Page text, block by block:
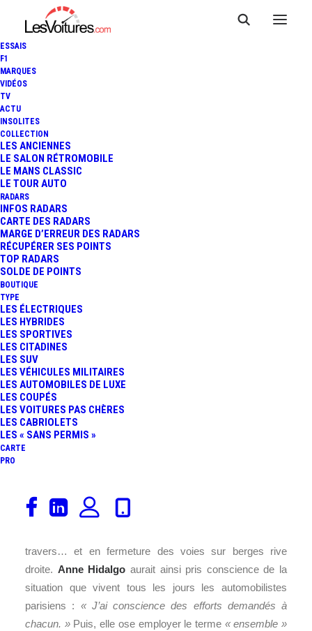
ESSAIS
F1
MARQUES
VIDÉOS
TV
ACTU
INSOLITES
COLLECTION
LES ANCIENNES
LE SALON RÉTROMOBILE
LE MANS CLASSIC
LE TOUR AUTO
RADARS
INFOS RADARS
CARTE DES RADARS
MARGE D’ERREUR DES RADARS
RÉCUPÉRER SES POINTS
TOP RADARS
SOLDE DE POINTS
BOUTIQUE
TYPE
LES ÉLECTRIQUES
LES HYBRIDES
LES SPORTIVES
LES CITADINES
LES SUV
LES VÉHICULES MILITAIRES
LES AUTOMOBILES DE LUXE
LES COUPÉS
LES VOITURES PAS CHÈRES
LES CABRIOLETS
LES « SANS PERMIS »
CARTE
PRO
HYPOCRITES ET ANTI-
VOITURE D'ANNE HIDALGO
1 Minutes
La Maire deParis ,Anne Hidalgo
2017 à travers unevidéo
travers… et en fermeture des voies sur berges rive
droite. Anne Hidalgo aurait ainsi pris conscience de la
situation que vivent tous les jours les automobilistes
parisiens : « J’ai conscience des efforts demandés à
chacun. » Puis, elle ose employer le terme « ensemble »